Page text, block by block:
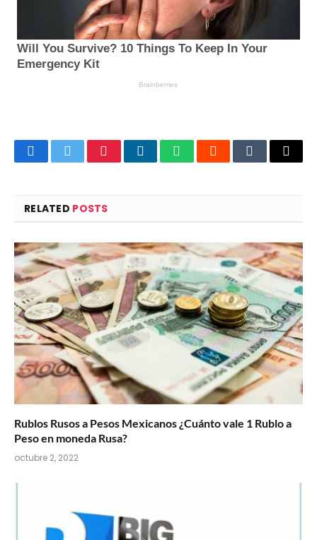
FacebookTwitterPinterestLinkedInWhatsAppRedditTumblrEmail
RELATED POSTS
Rublos Rusos a Pesos Mexicanos ¿Cuánto vale 1 Rublo a
Peso en moneda Rusa?
octubre 2, 2022